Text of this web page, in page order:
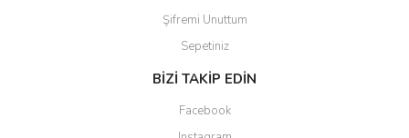
Şifremi Unuttum
Sepetiniz
BİZİ TAKİP EDİN
Facebook